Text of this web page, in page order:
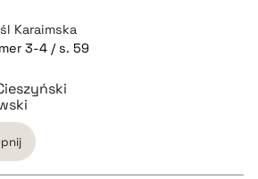
Karaimska
3-4 / s. 59